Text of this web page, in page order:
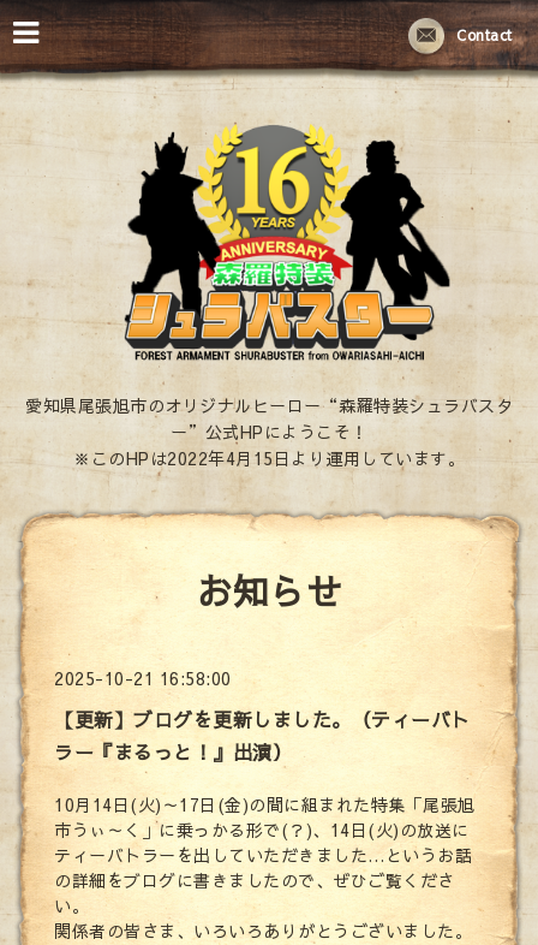
Contact
愛知県尾張旭市のオリジナルヒーロー“森羅特装シュラバスタ
ー”公式HPにようこそ！
※このHPは2022年4月15日より運用しています。
お知らせ
2025-10-21 16:58:00
【更新】ブログを更新しました。（ティーバト
ラー『まるっと！』出演）
10月14日(火)～17日(金)の間に組まれた特集「尾張旭
市うぃ～く」に乗っかる形で(？)、14日(火)の放送に
ティーバトラーを出していただきました…というお話
の詳細をブログに書きましたので、ぜひご覧くださ
い。
関係者の皆さま、いろいろありがとうございました。